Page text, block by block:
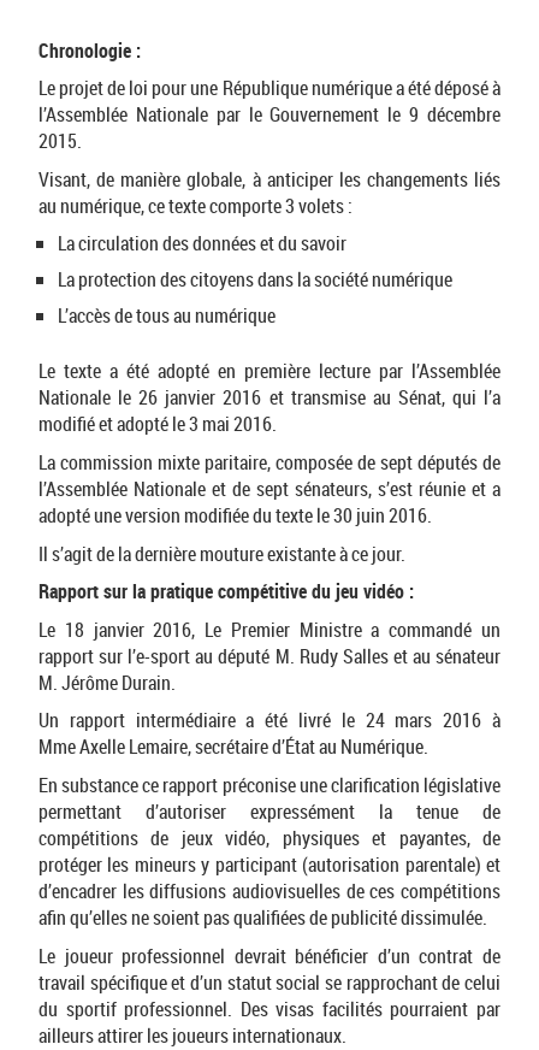
Chronologie :
Le projet de loi pour une République numérique a été déposé à
l’Assemblée Nationale par le Gouvernement le 9 décembre
2015.
Visant, de manière globale, à anticiper les changements liés
au numérique, ce texte comporte 3 volets :
La circulation des données et du savoir
La protection des citoyens dans la société numérique
L’accès de tous au numérique
Le texte a été adopté en première lecture par l’Assemblée
Nationale le 26 janvier 2016 et transmise au Sénat, qui l’a
modifié et adopté le 3 mai 2016.
La commission mixte paritaire, composée de sept députés de
l’Assemblée Nationale et de sept sénateurs, s’est réunie et a
adopté une version modifiée du texte le 30 juin 2016.
Il s’agit de la dernière mouture existante à ce jour.
Rapport sur la pratique compétitive du jeu vidéo :
Le 18 janvier 2016, Le Premier Ministre a commandé un
rapport sur l’e-sport au député M. Rudy Salles et au sénateur
M. Jérôme Durain.
Un rapport intermédiaire a été livré le 24 mars 2016 à
Mme Axelle Lemaire, secrétaire d’État au Numérique.
En substance ce rapport préconise une clarification législative
permettant d’autoriser expressément la tenue de
compétitions de jeux vidéo, physiques et payantes, de
protéger les mineurs y participant (autorisation parentale) et
d’encadrer les diffusions audiovisuelles de ces compétitions
afin qu’elles ne soient pas qualifiées de publicité dissimulée.
Le joueur professionnel devrait bénéficier d’un contrat de
travail spécifique et d’un statut social se rapprochant de celui
du sportif professionnel. Des visas facilités pourraient par
ailleurs attirer les joueurs internationaux.